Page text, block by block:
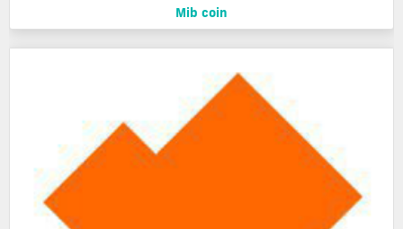
Mib coin